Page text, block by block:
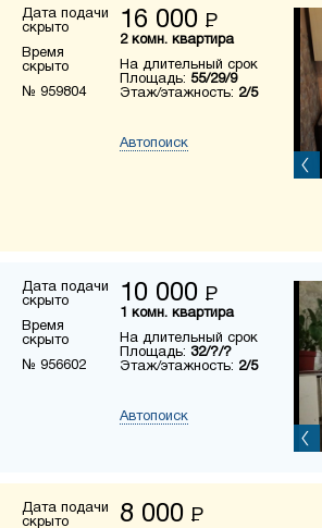
Дата подачи
скрыто
Время
скрыто
№ 959804
16 000 Р
2 комн. квартира
На длительный срок
Площадь: 55/29/9
Этаж/этажность: 2/5
Автопоиск
Дата подачи
скрыто
Время
скрыто
№ 956602
10 000 Р
1 комн. квартира
На длительный срок
Площадь: 32/?/?
Этаж/этажность: 2/5
Автопоиск
Дата подачи
скрыто
8 000 Р